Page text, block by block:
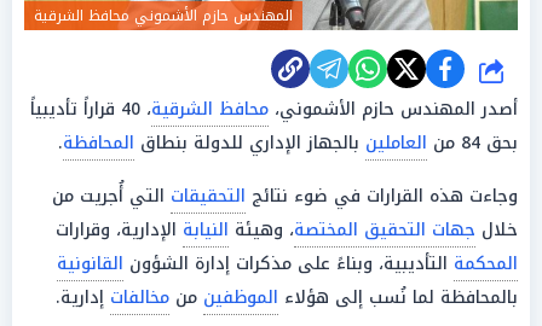
المهندس حازم الأشموني محافظ الشرقية
شارك
أصدر المهندس حازم الأشموني، محافظ الشرقية
، 40 قراراً تأديبياً
بحق 84 من
العاملين بالجهاز الإداري للدولة بنطاق المحافظة.
وجاءت هذه القرارات في ضوء نتائج التحقيقات التي أُجريت من
خلال جهات التحقيق المختصة، وهيئة النيابة الإدارية، وقرارات
المحكمة التأديبية، وبناءً على مذكرات إدارة الشؤون القانونية
بالمحافظة لما نُسب إلى هؤلاء الموظفين من مخالفات إدارية.